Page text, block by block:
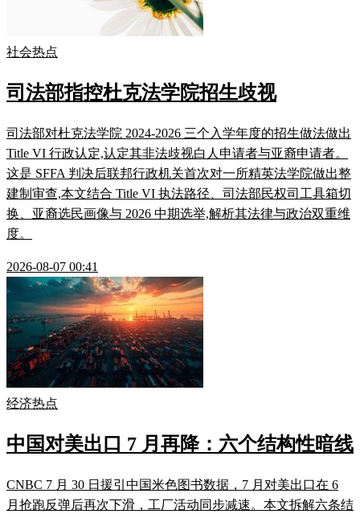
社会热点
司法部指控杜克法学院招生歧视
司法部对杜克法学院 2024-2026 三个入学年度的招生做法做出
Title VI 行政认定,认定其非法歧视白人申请者与亚裔申请者。
这是 SFFA 判决后联邦行政机关首次对一所精英法学院做出整
建制审查,本文结合 Title VI 执法路径、司法部民权司工具箱切
换、亚裔选民画像与 2026 中期选举,解析其法律与政治双重维
度。
2026-08-07 00:41
经济热点
中国对美出口 7 月再降：六个结构性暗线
CNBC 7 月 30 日援引中国米色图书数据，7 月对美出口在 6
月抢跑反弹后再次下滑，工厂活动同步减速。本文拆解六条结